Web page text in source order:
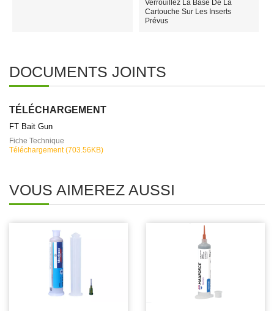
Verrouillez La Base De La
Cartouche Sur Les Inserts
Prévus
DOCUMENTS JOINTS
TÉLÉCHARGEMENT
FT Bait Gun
Fiche Technique
Téléchargement (703.56KB)
VOUS AIMEREZ AUSSI